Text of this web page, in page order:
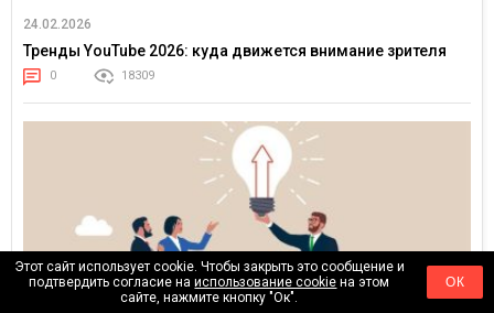
24.02.2026
Тренды YouTube 2026: куда движется внимание зрителя
0 18309
Этот сайт использует cookie. Чтобы закрыть это сообщение и
подтвердить согласие наиспользование cookie на этом
сайте, нажмите кнопку "Ок".
ОК